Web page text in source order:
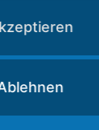
,
,Science